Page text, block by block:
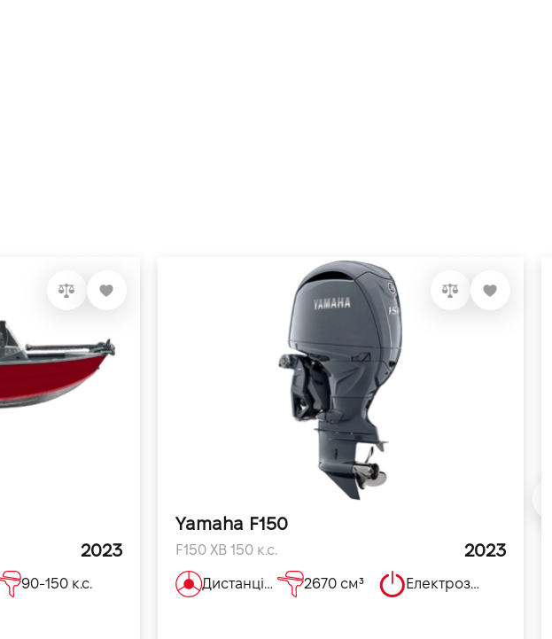
2023
90-150 к.с.
Yamaha F150
F150 XB 150 к.с. 2023
Дистанційне 2670 см³ Електрозапуск